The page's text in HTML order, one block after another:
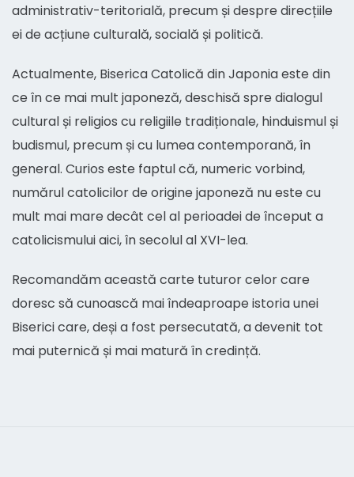
administrativ-teritorială, precum și despre direcțiile
ei de acțiune culturală, socială și politică.
Actualmente, Biserica Catolică din Japonia este din
ce în ce mai mult japoneză, deschisă spre dialogul
cultural și religios cu religiile tradiționale, hinduismul și
budismul, precum și cu lumea contemporană, în
general. Curios este faptul că, numeric vorbind,
numărul catolicilor de origine japoneză nu este cu
mult mai mare decât cel al perioadei de început a
catolicismului aici, în secolul al XVI-lea.
Recomandăm această carte tuturor celor care
doresc să cunoască mai îndeaproape istoria unei
Biserici care, deși a fost persecutată, a devenit tot
mai puternică și mai matură în credință.